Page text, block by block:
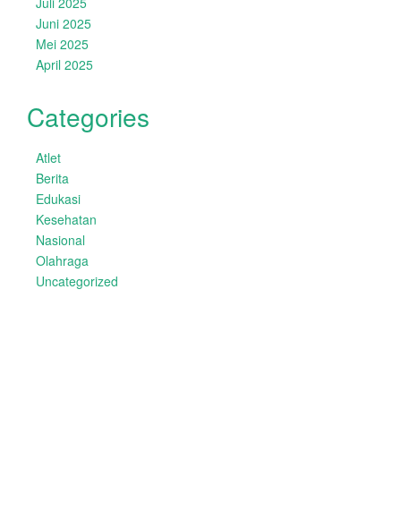
Juni 2025
Mei 2025
April 2025
Categories
Atlet
Berita
Edukasi
Kesehatan
Nasional
Olahraga
Uncategorized